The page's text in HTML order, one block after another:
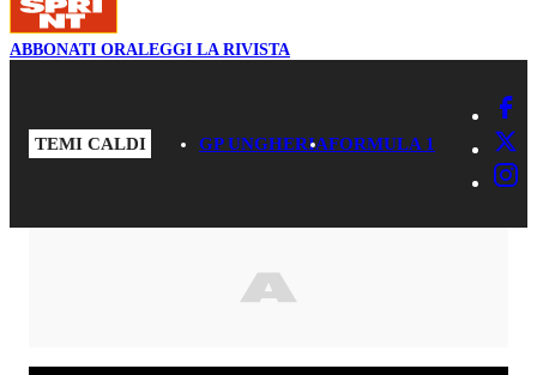
ABBONATI ORALEGGI LA RIVISTA
TEMI CALDI GP UNGHERIAFORMULA 1